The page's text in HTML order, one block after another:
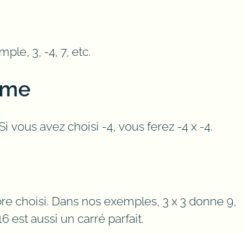
3, -4, 7, etc.
vous avez choisi -4, vous ferez -4 x -4.
choisi. Dans nos exemples, 3 x 3 donne 9,
est aussi un carré parfait.